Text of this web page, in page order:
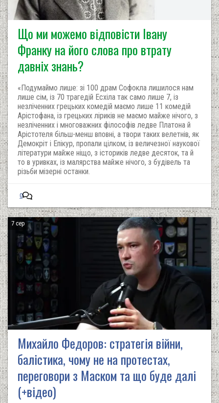
Що ми можемо відповісти Івану
Франку на його слова про втрату
давніх знань?
«Подумаймо лише: зі 100 драм Софокла лишилося нам
лише сім, із 70 трагедій Есхіла так само лише 7, із
незліченних грецьких комедій маємо лише 11 комедій
Арістофана, із грецьких ліриків не маємо майже нічого, з
незліченних і многоважних філософів ледве Платона й
Арістотеля більш-менш вповні, а твори таких велетнів, як
Демокріт і Епікур, пропали цілком; із величезної наукової
літератури майже ніщо, з істориків ледве десяток, та й
то в уривках, із малярства майже нічого, з будівель та
різьби мізерні останки.
0
7 сер
Михайло Федоров: стратегія війни,
балістика, чому не на протестах,
переговори з Маском та що буде далі
(+відео)